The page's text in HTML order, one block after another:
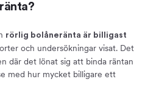
rörlig bolåneränta är billigast
och undersökningar visat. Det
där det lönat sig att binda räntan
med hur mycket billigare ett